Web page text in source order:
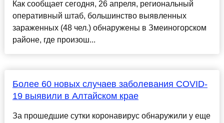
Как сообщает сегодня, 26 апреля, региональный
оперативный штаб, большинство выявленных
зараженных (48 чел.) обнаружены в Змеиногорском
районе, где произош...
Более 60 новых случаев заболевания COVID-
19 выявили в Алтайском крае
За прошедшие сутки коронавирус обнаружили у еще